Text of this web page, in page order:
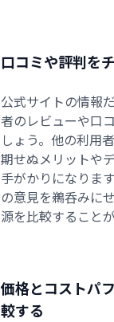
口コミや評判を
公式サイトの情報
者のレビューや口
しょう。他の利用
期せぬメリットや
手がかりになりま
の意見を鵜呑みに
源を比較すること
価格とコストパ
較する